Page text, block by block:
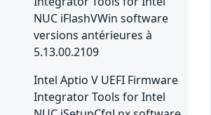
NUC iFlashVWin software
versions antérieures à
5.13.00.2109
Intel Aptio V UEFI Firmware
Integrator Tools for Intel